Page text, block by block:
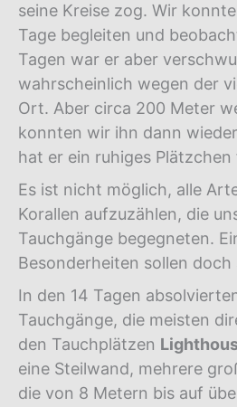
seine Kreise zog. Wir
Tage begleiten und
Tagen war er aber
wahrscheinlich wegen der
Ort. Aber circa 200 Meter
konnten wir ihn dann
hat er ein ruhiges
Es ist nicht möglich, alle
Korallen aufzuzählen, die
Tauchgänge begegneten.
Besonderheiten sollen
In den 14 Tagen
Tauchgänge, die meisten
den Tauchplätzen
eine Steilwand, mehrere
die von 8 Metern bis auf